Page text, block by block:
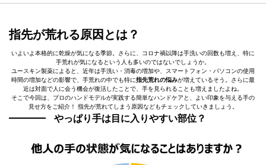
指先が荒れる原因とは？
いよいよ本格的に乾燥が気になる季節。さらに、コロナ禍以降は手洗いの回数も増え、特に
手荒れが気になるという人も多いのではないでしょうか。
ユースキン製薬によると、近年は手洗い・消毒の増加や、スマートフォン・パソコンの使用
時間の増加などの影響で、手荒れの中でも特に指先荒れの悩みが増えているそう。さらに最
近は対面で人に会う機会が復活したことで、手を見られることも増えましたよね。
そこで今回は、プロのハンドモデルが実践する簡単なハンドケアと、よい印象を与える手の
見せ方をご紹介！ 指先が荒れてしまう原因などもチェックしていきましょう。
やっぱり手は目に入りやすい部位？